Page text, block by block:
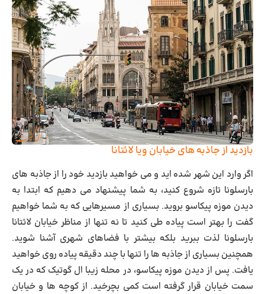
بازدید از جاذبه های خیابان ویا لائتانا
اگر وارد این شهر شده اید و می خواهید بازدید خود را از جاذبه های
بارسلونا تازه شروع کنید، به شما پیشنهاد می دهیم که ابتدا به
دیدن موزه پیکاسو بروید. بسیاری از مسیرهایی که به شما خواهیم
گفت را بهتر است پیاده طی کنید تا نه تنها از مناظر خیابان لائتانا
بارسلونا لذت ببرید بلکه بیشتر با فضاهای شهری آشنا شوید.
همچنین بسیاری از جاذبه ها را تنها با چند دقیقه پیاده روی خواهید
یافت. پس از دیدن موزه پیکاسو، در محله زیبا ال گوتیک که در یک
سمت خیابان قرار گرفته است کمی بچرخید. از کوچه ها و خیابان